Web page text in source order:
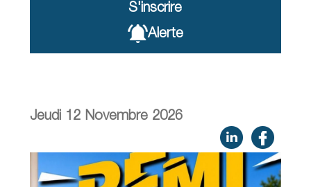
S'inscrire
Alerte
Jeudi 12 Novembre 2026